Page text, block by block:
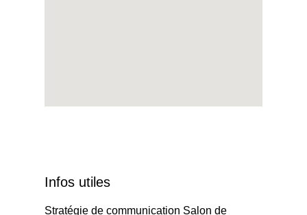
Infos utiles
Stratégie de communication Salon de